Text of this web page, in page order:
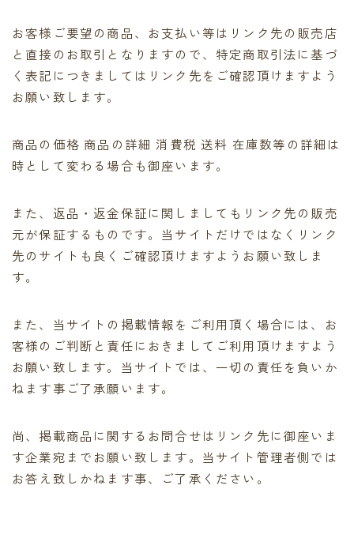
お客様ご要望の商品、お支払い等はリンク先の販売店
と直接のお取引となりますので、特定商取引法に基づ
く表記につきましてはリンク先をご確認頂けますよう
お願い致します。
商品の価格 商品の詳細 消費税 送料 在庫数等の詳細は
時として変わる場合も御座います。
また、返品・返金保証に関しましてもリンク先の販売
元が保証するものです。当サイトだけではなくリンク
先のサイトも良くご確認頂けますようお願い致しま
す。
また、当サイトの掲載情報をご利用頂く場合には、お
客様のご判断と責任におきましてご利用頂けますよう
お願い致します。当サイトでは、一切の責任を負いか
ねます事ご了承願います。
尚、掲載商品に関するお問合せはリンク先に御座いま
す企業宛までお願い致します。当サイト管理者側では
お答え致しかねます事、ご了承ください。